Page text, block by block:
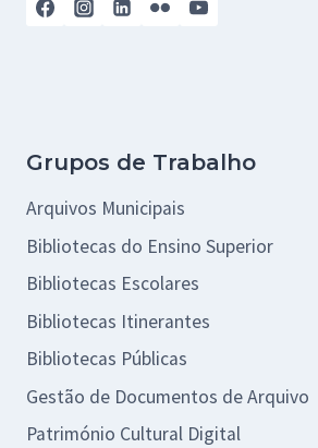
Grupos de Trabalho
Arquivos Municipais
Bibliotecas do Ensino Superior
Bibliotecas Escolares
Bibliotecas Itinerantes
Bibliotecas Públicas
Gestão de Documentos de Arquivo
Património Cultural Digital